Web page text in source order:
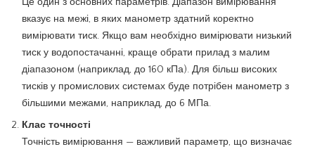
вказує на межі, в яких манометр здатний коректно
вимірювати тиск. Якщо вам необхідно вимірювати низький
тиск у водопостачанні, краще обрати прилад з малим
діапазоном (наприклад, до 160 кПа). Для більш високих
тисків у промислових системах буде потрібен манометр з
більшими межами, наприклад, до 6 МПа.
Клас точності
Точність вимірювання — важливий параметр, що визначає